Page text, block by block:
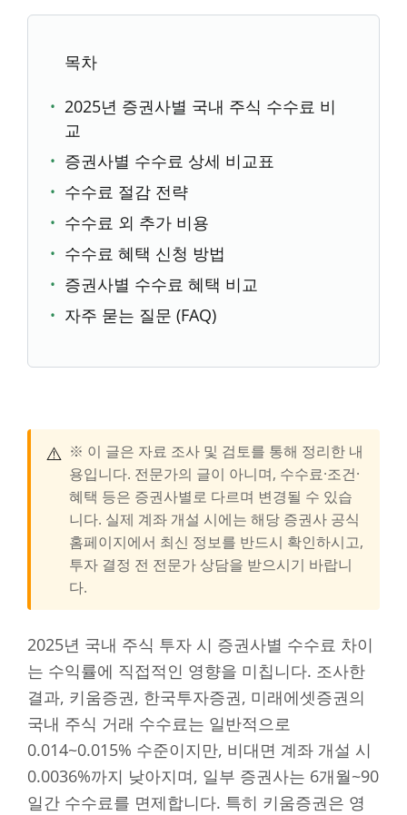
목차
2025년 증권사별 국내 주식 수수료 비
교
증권사별 수수료 상세 비교표
수수료 절감 전략
수수료 외 추가 비용
수수료 혜택 신청 방법
증권사별 수수료 혜택 비교
자주 묻는 질문 (FAQ)
⚠️ ※ 이 글은 자료 조사 및 검토를 통해 정리한 내
용입니다. 전문가의 글이 아니며, 수수료·조건·
혜택 등은 증권사별로 다르며 변경될 수 있습
니다. 실제 계좌 개설 시에는 해당 증권사 공식
홈페이지에서 최신 정보를 반드시 확인하시고,
투자 결정 전 전문가 상담을 받으시기 바랍니
다.
2025년 국내 주식 투자 시 증권사별 수수료 차이
는 수익률에 직접적인 영향을 미칩니다. 조사한
결과, 키움증권, 한국투자증권, 미래에셋증권의
국내 주식 거래 수수료는 일반적으로
0.014~0.015% 수준이지만, 비대면 계좌 개설 시
0.0036%까지 낮아지며, 일부 증권사는 6개월~90
일간 수수료를 면제합니다. 특히 키움증권은 영